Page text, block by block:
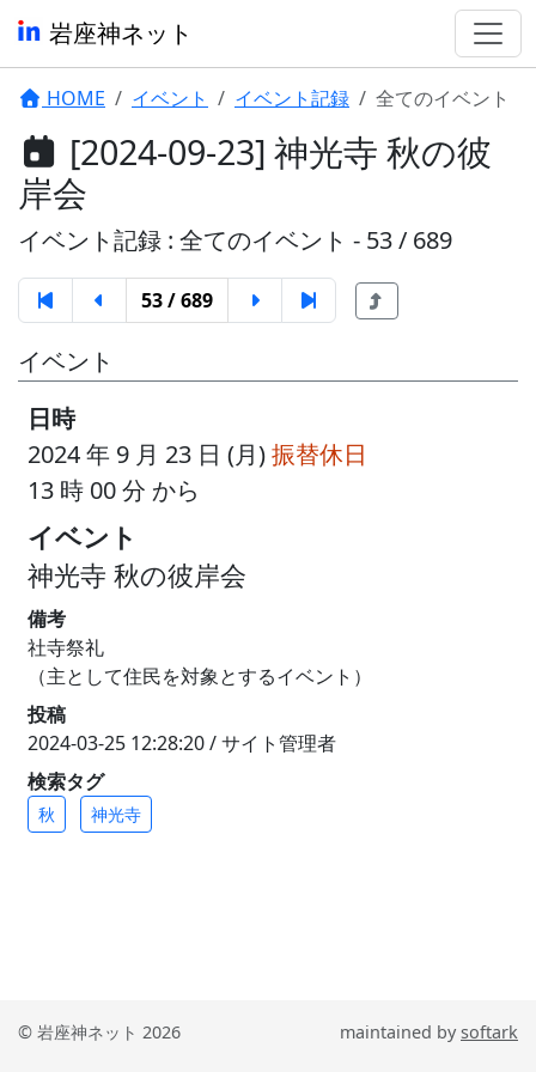
岩座神ネット
HOME イベント イベント記録 全てのイベント
[2024-09-23] 神光寺 秋の彼
岸会
イベント記録 : 全てのイベント - 53 / 689
53 / 689
イベント
日時
2024 年 9 月 23 日 (月)振替休日
13 時 00 分 から
イベント
神光寺 秋の彼岸会
備考
社寺祭礼
（主として住民を対象とするイベント）
投稿
2024-03-25 12:28:20 / サイト管理者
検索タグ
秋 神光寺
© 岩座神ネット 2026 maintained bysoftark